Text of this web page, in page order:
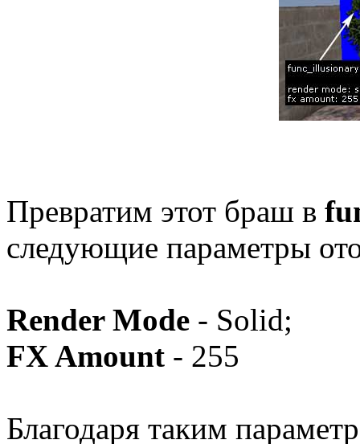
Превратим этот браш в
следующие параметры
Render Mode - Solid;
FX Amount - 255
Благодаря таким